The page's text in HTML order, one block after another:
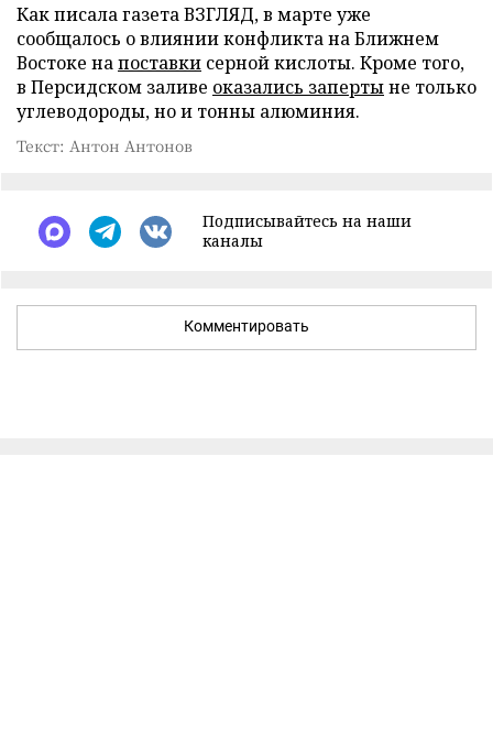
Как писала газета ВЗГЛЯД, в марте уже
сообщалось о влиянии конфликта на Ближнем
Востоке напоставки серной кислоты. Кроме того,
в Персидском заливе оказались запертыне только
углеводороды, но и тонны алюминия.
Текст: Антон Антонов
Подписывайтесь на наши
каналы
Комментировать